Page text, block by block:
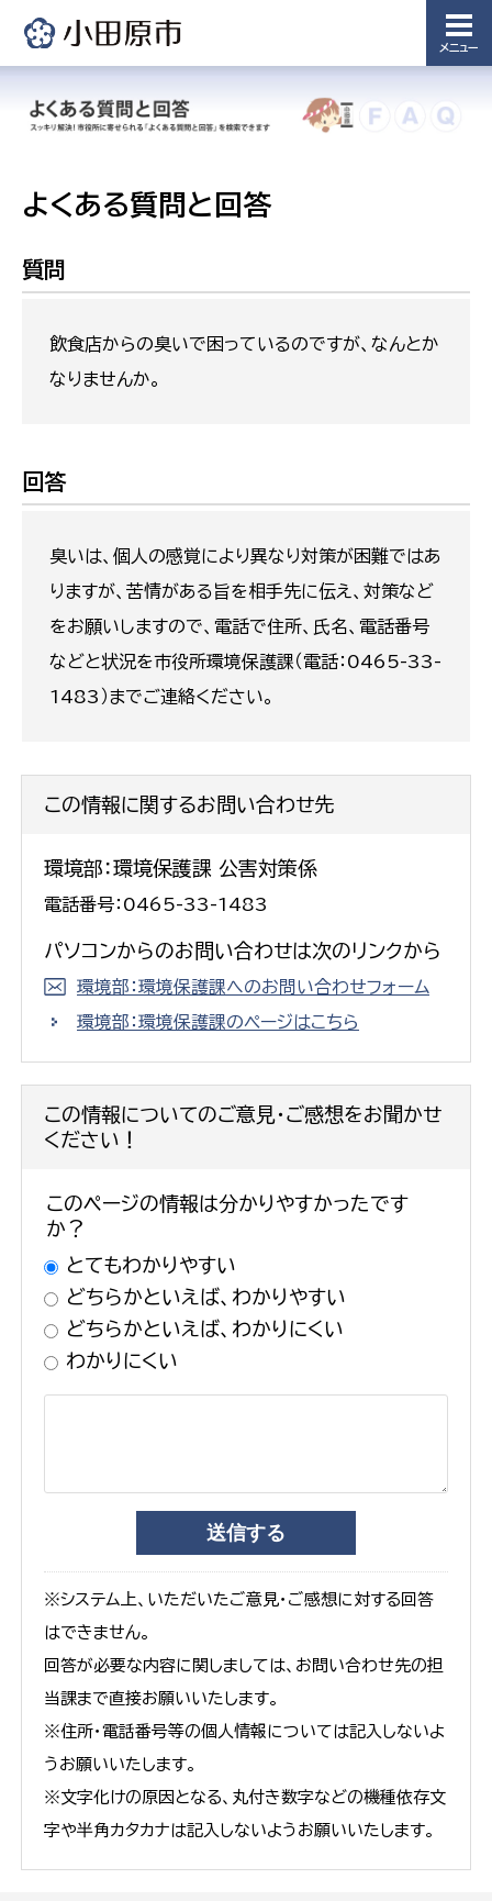
メニュー
よくある質問と回答
質問
飲食店からの臭いで困っているのですが、なんとか
なりませんか。
回答
臭いは、個人の感覚により異なり対策が困難ではあ
りますが、苦情がある旨を相手先に伝え、対策など
をお願いしますので、電話で住所、氏名、電話番号
などと状況を市役所環境保護課（電話：0465-33-
1483）までご連絡ください。
この情報に関するお問い合わせ先
環境部：環境保護課 公害対策係
電話番号：0465-33-1483
パソコンからのお問い合わせは次のリンクから
環境部：環境保護課へのお問い合わせフォーム
環境部：環境保護課のページはこちら
この情報についてのご意見・ご感想をお聞かせ
ください！
このページの情報は分かりやすかったです
か？
とてもわかりやすい
どちらかといえば、わかりやすい
どちらかといえば、わかりにくい
わかりにくい
※システム上、いただいたご意見・ご感想に対する回答
はできません。
回答が必要な内容に関しましては、お問い合わせ先の担
当課まで直接お願いいたします。
※住所・電話番号等の個人情報については記入しないよ
うお願いいたします。
※文字化けの原因となる、丸付き数字などの機種依存文
字や半角カタカナは記入しないようお願いいたします。